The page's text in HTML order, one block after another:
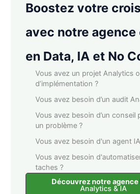
Boostez votre
avec notre
en Data, IA et No
Vous avez un projet Analytics
d’implémentation ?
Vous avez besoin d’un audit
Vous avez besoin d’un conseil
un problème ?
Vous avez besoin d'un agent
Vous avez besoin
taches ?
Découvrez notre agence
Analytics & IA